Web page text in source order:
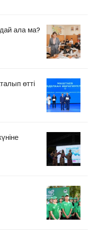
ала ма?
өтті